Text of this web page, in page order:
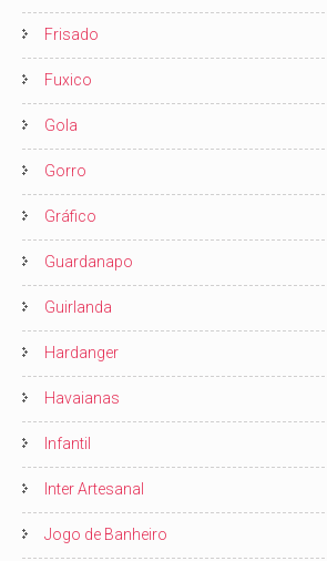
Frisado
Fuxico
Gola
Gorro
Gráfico
Guardanapo
Guirlanda
Hardanger
Havaianas
Infantil
Inter Artesanal
Jogo de Banheiro